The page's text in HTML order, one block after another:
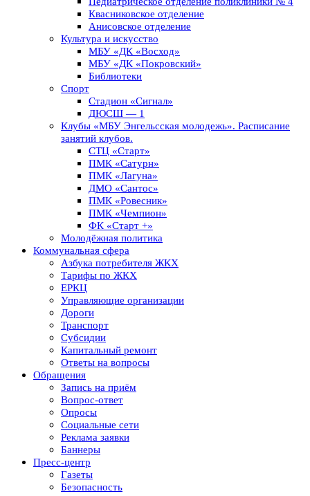
Квасниковское отделение
Анисовское отделение
Культура и искусство
МБУ «ДК «Восход»
МБУ «ДК «Покровский»
Библиотеки
Спорт
Стадион «Сигнал»
ДЮСШ — 1
Клубы «МБУ Энгельсская молодежь». Расписание
занятий клубов.
СТЦ «Старт»
ПМК «Сатурн»
ПМК «Лагуна»
ДМО «Сантос»
ПМК «Ровесник»
ПМК «Чемпион»
ФК «Старт +»
Молодёжная политика
Коммунальная сфера
Азбука потребителя ЖКХ
Тарифы по ЖКХ
ЕРКЦ
Управляющие организации
Дороги
Транспорт
Субсидии
Капитальный ремонт
Ответы на вопросы
Обращения
Запись на приём
Вопрос-ответ
Опросы
Социальные сети
Реклама заявки
Баннеры
Пресс-центр
Газеты
Безопасность